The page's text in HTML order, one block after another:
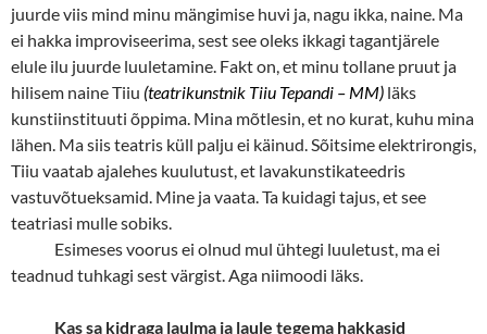
juurde viis mind minu mängimise huvi ja, nagu ikka, naine. Ma
ei hakka improviseerima, sest see oleks ikkagi tagantjärele
elule ilu juurde luuletamine. Fakt on, et minu tollane pruut ja
hilisem naine Tiiu (teatrikunstnik Tiiu Tepandi – MM) läks
kunstiinstituuti õppima. Mina mõtlesin, et no kurat, kuhu mina
lähen. Ma siis teatris küll palju ei käinud. Sõitsime elektrirongis,
Tiiu vaatab ajalehes kuulutust, et lavakunstikateedris
vastuvõtueksamid. Mine ja vaata. Ta kuidagi tajus, et see
teatriasi mulle sobiks.
Esimeses voorus ei olnud mul ühtegi luuletust, ma ei
teadnud tuhkagi sest värgist. Aga niimoodi läks.
Kas sa kidraga laulma ja laule tegema hakkasid